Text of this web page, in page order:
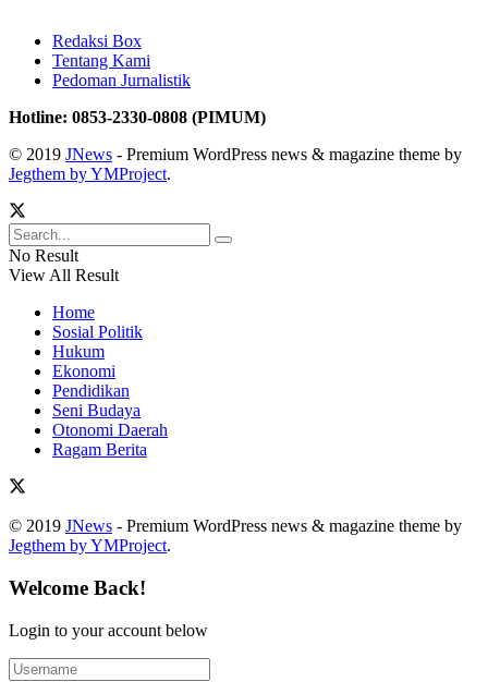
Redaksi Box
Tentang Kami
Pedoman Jurnalistik
Hotline: 0853-2330-0808 (PIMUM)
© 2019 JNews - Premium WordPress news & magazine theme by
Jegthem by YMProject.
No Result
View All Result
Home
Sosial Politik
Hukum
Ekonomi
Pendidikan
Seni Budaya
Otonomi Daerah
Ragam Berita
© 2019 JNews - Premium WordPress news & magazine theme by
Jegthem by YMProject.
Welcome Back!
Login to your account below